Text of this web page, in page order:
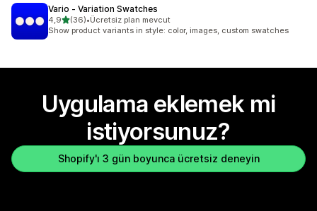
Vario ‑ Variation Swatches
4,95 yıldız üzerinden
(36)
toplam 36 değerlendirme
•Ücretsiz plan mevcut
Show product variants in style: color, images, custom swatches
Uygulama eklemek mi
istiyorsunuz?
Shopify'ı 3 gün boyunca ücretsiz deneyin